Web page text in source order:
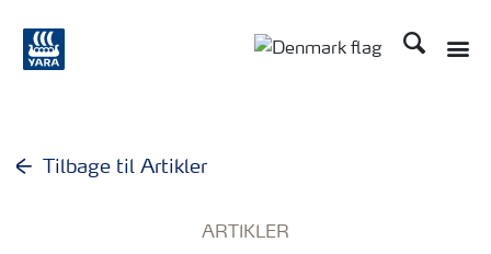
Søg
Tilbage til Artikler
ARTIKLER